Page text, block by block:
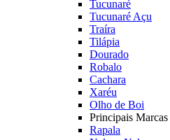
Tucunaré
Tucunaré Açu
Traíra
Tilápia
Dourado
Robalo
Cachara
Xaréu
Olho de Boi
Principais Marcas
Rapala